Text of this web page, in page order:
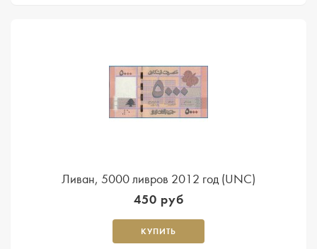
Ливан, 5000 ливров 2012 год (UNC)
450 руб
КУПИТЬ